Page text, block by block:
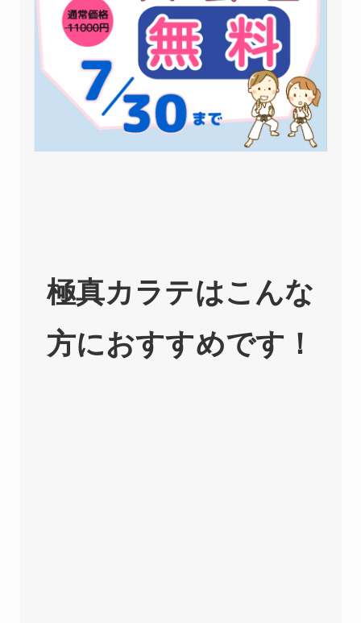
極真カラテはこんな
方におすすめです！